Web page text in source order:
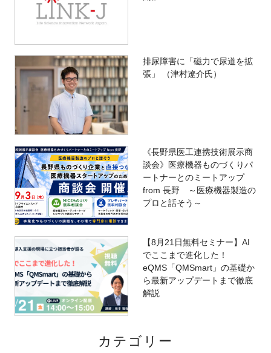
排尿障害に「磁力で尿道を拡
張」 （津村遼介氏）
《長野県医工連携技術展示商
談会》医療機器ものづくりパ
ートナーとのミートアップ
from 長野 ～医療機器製造の
プロと話そう～
【8月21日無料セミナー】AI
でここまで進化した！
eQMS「QMSmart」の基礎か
ら最新アップデートまで徹底
解説
カテゴリー